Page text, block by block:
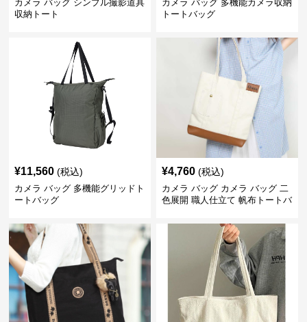
カメラ バッグ シンプル撮影道具
収納トート
カメラ バッグ 多機能カメラ収納
トートバッグ
¥11,560 (税込)
カメラ バッグ 多機能グリッドト
ートバッグ
¥4,760 (税込)
カメラ バッグ カメラ バッグ 二
色展開 職人仕立て 帆布トートバ